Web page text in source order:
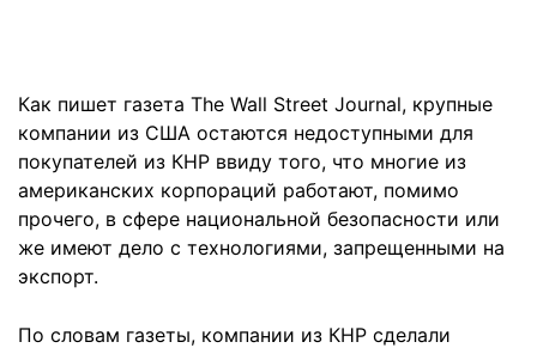
Как пишет газета The Wall Street Journal, крупные
компании из США остаются недоступными для
покупателей из КНР ввиду того, что многие из
американских корпораций работают, помимо
прочего, в сфере национальной безопасности или
же имеют дело с технологиями, запрещенными на
экспорт.
По словам газеты, компании из КНР сделали